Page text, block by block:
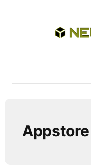
Appstore